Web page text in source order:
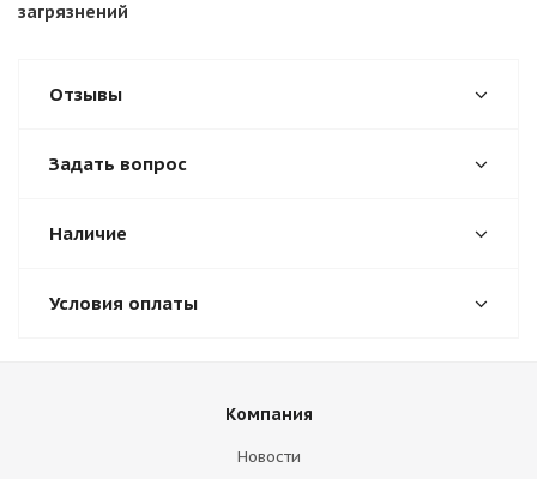
загрязнений
Отзывы
Задать вопрос
Наличие
Условия оплаты
Компания
Новости